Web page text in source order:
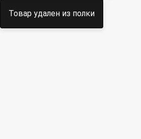
Товар удален из полки